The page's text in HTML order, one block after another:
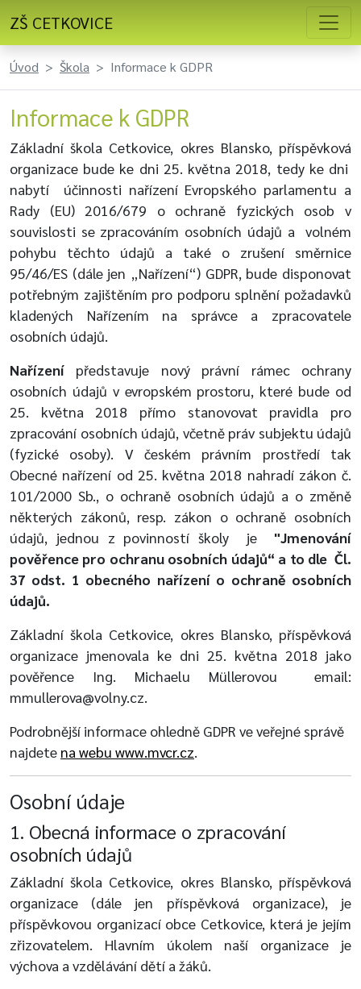
ZŠ CETKOVICE
Úvod Škola Informace k GDPR
Informace k GDPR
Základní škola Cetkovice, okres Blansko, příspěvková
organizace bude ke dni 25. května 2018, tedy ke dni
nabytí účinnosti nařízení Evropského parlamentu a
Rady (EU) 2016/679 o ochraně fyzických osob v
souvislosti se zpracováním osobních údajů a volném
pohybu těchto údajů a také o zrušení směrnice
95/46/ES (dále jen „Nařízení“) GDPR, bude disponovat
potřebným zajištěním pro podporu splnění požadavků
kladených Nařízením na správce a zpracovatele
osobních údajů.
Nařízení představuje nový právní rámec ochrany
osobních údajů v evropském prostoru, které bude od
25. května 2018 přímo stanovovat pravidla pro
zpracování osobních údajů, včetně práv subjektu údajů
(fyzické osoby). V českém právním prostředí tak
Obecné nařízení od 25. května 2018 nahradí zákon č.
101/2000 Sb., o ochraně osobních údajů a o změně
některých zákonů, resp. zákon o ochraně osobních
údajů, jednou z povinností školy je "Jmenování
pověřence pro ochranu osobních údajů“ a to dle Čl.
37 odst. 1 obecného nařízení o ochraně osobních
údajů.
Základní škola Cetkovice, okres Blansko, příspěvková
organizace jmenovala ke dni 25. května 2018 jako
pověřence Ing. Michaelu Müllerovou email:
mmullerova@volny.cz.
Podrobnější informace ohledně GDPR ve veřejné správě
najdete na webu www.mvcr.cz.
Osobní údaje
1. Obecná informace o zpracování
osobních údajů
Základní škola Cetkovice, okres Blansko, příspěvková
organizace (dále jen příspěvková organizace), je
příspěvkovou organizací obce Cetkovice, která je jejím
zřizovatelem. Hlavním úkolem naší organizace je
výchova a vzdělávání dětí a žáků.